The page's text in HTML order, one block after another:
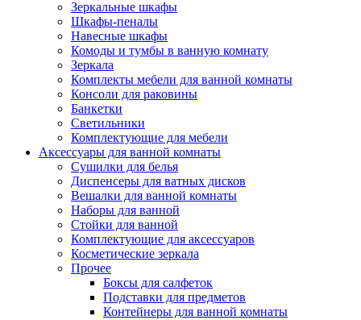
Зеркальные шкафы
Шкафы-пеналы
Навесные шкафы
Комоды и тумбы в ванную комнату
Зеркала
Комплекты мебели для ванной комнаты
Консоли для раковины
Банкетки
Светильники
Комплектующие для мебели
Аксессуары для ванной комнаты
Сушилки для белья
Диспенсеры для ватных дисков
Вешалки для ванной комнаты
Наборы для ванной
Стойки для ванной
Комплектующие для аксессуаров
Косметические зеркала
Прочее
Боксы для салфеток
Подставки для предметов
Контейнеры для ванной комнаты